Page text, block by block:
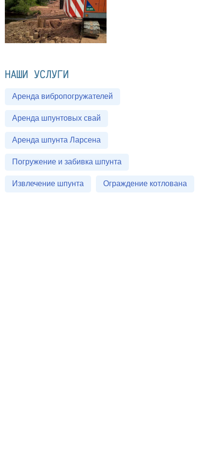
НАШИ УСЛУГИ
Аренда вибропогружателей
Аренда шпунтовых свай
Аренда шпунта Ларсена
Погружение и забивка шпунта
Извлечение шпунта Ограждение котлована